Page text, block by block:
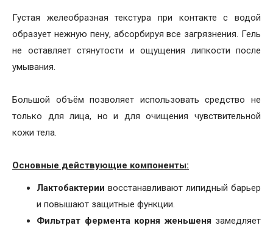
Густая желеобразная текстура при контакте с водой
образует нежную пену, абсорбируя все загрязнения. Гель
не оставляет стянутости и ощущения липкости после
умывания.
Большой объём позволяет использовать средство не
только для лица, но и для очищения чувствительной
кожи тела.
Основные действующие компоненты:
Лактобактерии восстанавливают липидный барьер
и повышают защитные функции.
Фильтрат фермента корня женьшенязамедляет